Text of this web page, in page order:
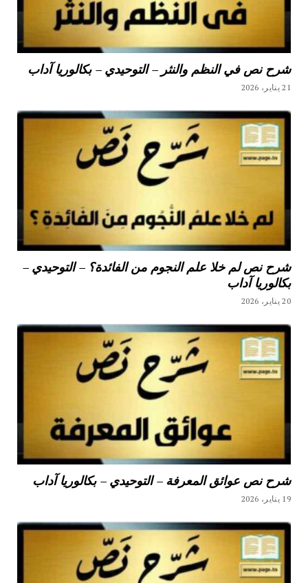
شرح نص في النظم والنثر – التوحيدي – بكالوريا آداب
21 يناير، 2026
شرح نص لم خلا علم النجوم من الفائدة؟ – التوحيدي –
بكالوريا آداب
20 يناير، 2026
شرح نص عوائق المعرفة – التوحيدي – بكالوريا آداب
19 يناير، 2026